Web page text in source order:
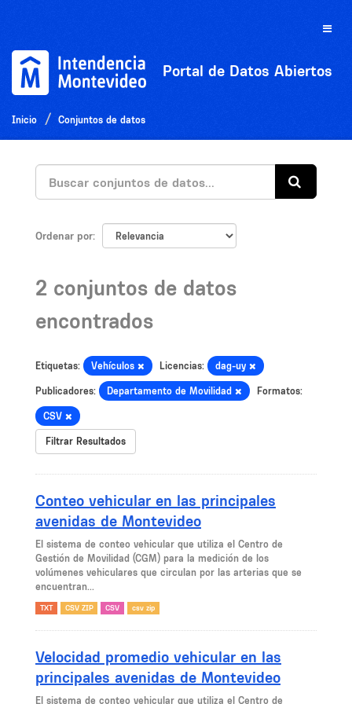
Toggle
Portal de Datos Abiertos
Inicio Conjuntos de datos
Ordenar por
2 conjuntos de datos
encontrados
Etiquetas: Vehículos Licencias: dag-uy
Publicadores: Departamento de Movilidad Formatos:
CSV
Filtrar Resultados
Conteo vehicular en las principales
avenidas de Montevideo
El sistema de conteo vehicular que utiliza el Centro de
Gestión de Movilidad (CGM) para la medición de los
volúmenes vehiculares que circulan por las arterias que se
encuentran...
TXT CSV ZIP CSV csv zip
Velocidad promedio vehicular en las
principales avenidas de Montevideo
El sistema de conteo vehicular que utiliza el Centro de